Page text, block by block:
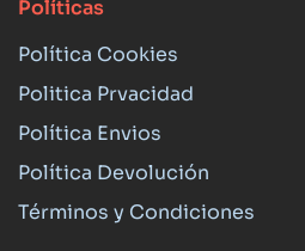
Políticas
Política Cookies
Politica Prvacidad
Política Envios
Política Devolución
Términos y Condiciones